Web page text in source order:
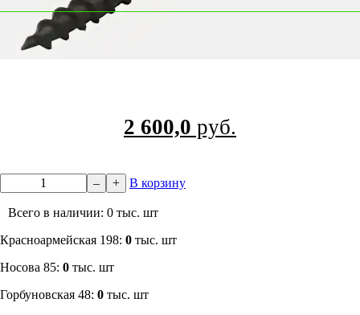
2 600,0 руб.
– + В корзину
Всего в наличии: 0 тыс. шт
​Красноармейская 198: 0 тыс. шт
Носова 85: 0 тыс. шт
​Горбуновская 48: 0 тыс. шт